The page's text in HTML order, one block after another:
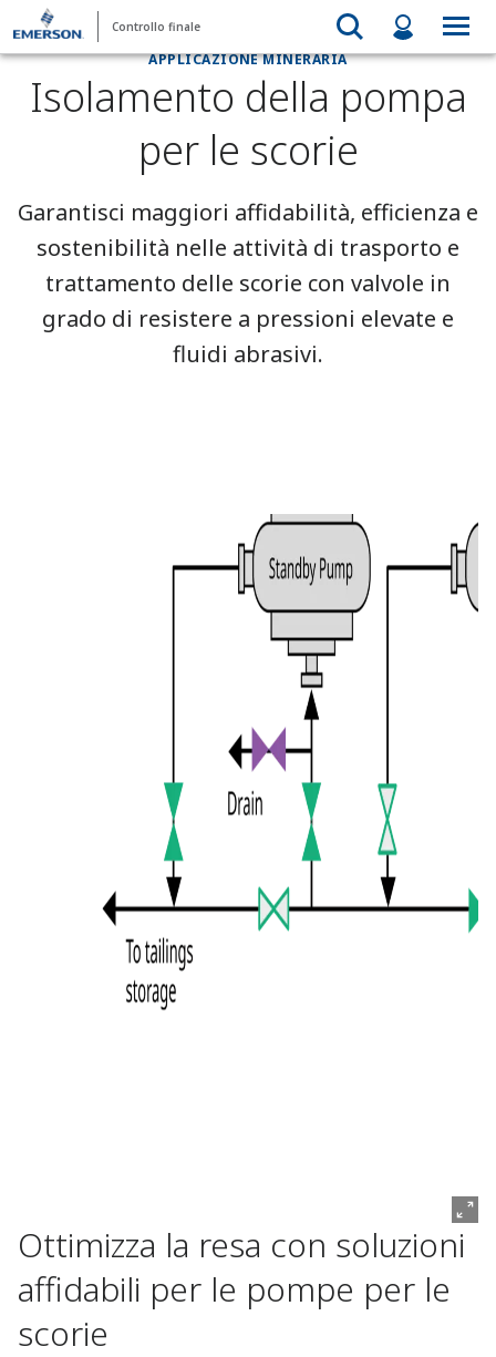
Controllo finale
APPLICAZIONE MINERARIA
Isolamento della pompa
per le scorie
Garantisci maggiori affidabilità, efficienza e
sostenibilità nelle attività di trasporto e
trattamento delle scorie con valvole in
grado di resistere a pressioni elevate e
fluidi abrasivi.
Ottimizza la resa con soluzioni
affidabili per le pompe per le
scorie